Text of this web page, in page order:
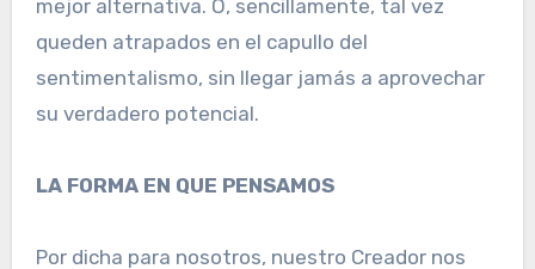
mejor alternativa. O, sencillamente, tal vez
queden atrapados en el capullo del
sentimentalismo, sin llegar jamás a aprovechar
su verdadero potencial.
LA FORMA EN QUE PENSAMOS
Por dicha para nosotros, nuestro Creador nos